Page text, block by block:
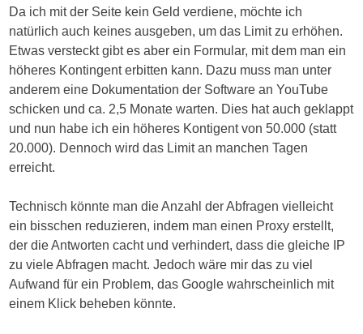
Female
Viagra
Online
ohne
rezept
I
not
bypass
the
Da ich mit der Seite kein Geld verdiene, möchte ich
natürlich auch keines ausgeben, um das Limit zu erhöhen.
Etwas versteckt gibt es aber ein Formular, mit dem man ein
höheres Kontingent erbitten kann. Dazu muss man unter
anderem eine Dokumentation der Software an YouTube
schicken und ca. 2,5 Monate warten. Dies hat auch geklappt
und nun habe ich ein höheres Kontigent von 50.000 (statt
20.000). Dennoch wird das Limit an manchen Tagen
erreicht.
Technisch könnte man die Anzahl der Abfragen vielleicht
ein bisschen reduzieren, indem man einen Proxy erstellt,
der die Antworten cacht und verhindert, dass die gleiche IP
zu viele Abfragen macht. Jedoch wäre mir das zu viel
Aufwand für ein Problem, das Google wahrscheinlich mit
einem Klick beheben könnte.